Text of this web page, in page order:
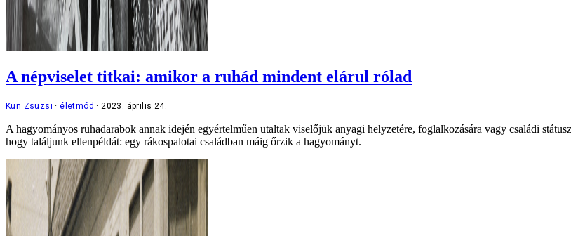
A népviselet titkai: amikor a ruhád mindent elárul rólad
Kun Zsuzsi életmód 2023. április 24.
A hagyományos ruhadarabok annak idején egyértelműen utaltak viselőjük anyagi helyzetére, foglalkozására vagy családi
hogy találjunk ellenpéldát: egy rákospalotai családban máig őrzik a hagyományt.